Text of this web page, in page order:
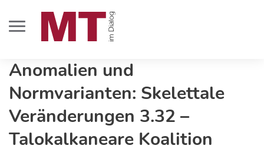
Anomalien und
Normvarianten: Skelettale
Veränderungen 3.32 –
Talokalkaneare Koalition